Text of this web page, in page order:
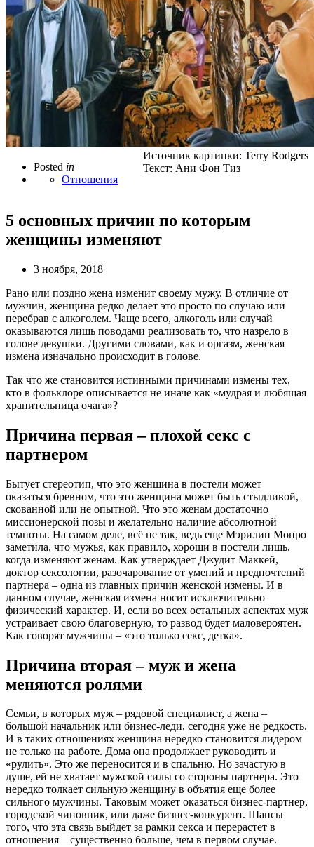
Posted in
Отношения
Источник картинки: Terry Rodgers
Текст: Ани Фон Тиз
5 основных причин по которым
женщины изменяют
3 ноября, 2018
Рано или поздно жена изменит своему мужу. В отличие от
мужчин, женщина редко делает это просто по случаю или
перебрав с алкоголем. Чаще всего, алкоголь или случай
оказываются лишь поводами реализовать то, что назрело в
голове девушки. Другими словами, как и оргазм, женская
измена изначально происходит в голове.
Так что же становится истинными причинами измены тех,
кто в фольклоре описывается не иначе как «мудрая и любящая
хранительница очага»?
Причина первая – плохой секс с
партнером
Бытует стереотип, что это женщина в постели может
оказаться бревном, что это женщина может быть стыдливой,
скованной или не опытной. Что это женам достаточно
миссионерской позы и желательно наличие абсолютной
темноты. На самом деле, всё не так, ведь еще Мэрилин Монро
заметила, что мужья, как правило, хороши в постели лишь,
когда изменяют женам. Как утверждает Джудит Маккей,
доктор сексологии, разочарование от умений и предпочтений
партнера – одна из главных причин женской измены. И в
данном случае, женская измена носит исключительно
физический характер. И, если во всех остальных аспектах муж
устраивает свою благоверную, то развод будет маловероятен.
Как говорят мужчины – «это только секс, детка».
Причина вторая – муж и жена
меняются ролями
Семьи, в которых муж – рядовой специалист, а жена –
большой начальник или бизнес-леди, сегодня уже не редкость.
И в таких отношениях женщина нередко становится лидером
не только на работе. Дома она продолжает руководить и
«рулить». Это же переносится и в спальню. Но зачастую в
душе, ей не хватает мужской силы со стороны партнера. Это
нередко толкает сильную женщину в объятия еще более
сильного мужчины. Таковым может оказаться бизнес-партнер,
городской чиновник, или даже бизнес-конкурент. Шансы
того, что эта связь выйдет за рамки секса и перерастет в
отношения – существенно больше, чем в первом случае.